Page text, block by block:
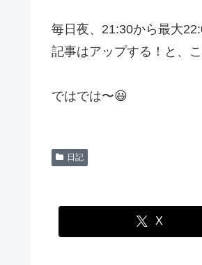
毎日夜、21:30から最大
記事はアップする！と、
ではでは〜😃
日記
X